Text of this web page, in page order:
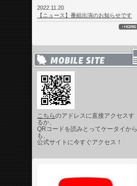
2022.11.20
【ニュース】番組出演のお知らせです
こちらのアドレスに直接アクセスす
るか、
QRコードを読みとってケータイから
も、
公式サイトに今すぐアクセス！